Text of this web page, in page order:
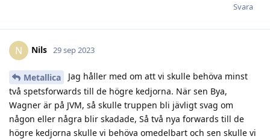
Svara
N Nils 29 sep 2023
Metallica
Jag håller med om att vi skulle behöva minst
två spetsforwards till de högre kedjorna. När sen Bya,
Wagner är på JVM, så skulle truppen bli jävligt svag om
någon eller några blir skadade, Så två nya forwards till de
högre kedjorna skulle vi behöva omedelbart och sen skulle vi